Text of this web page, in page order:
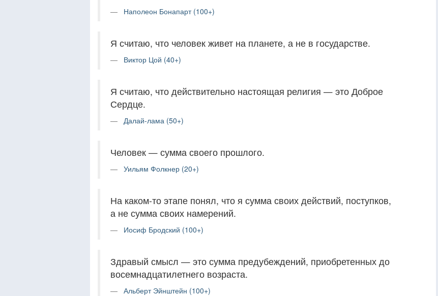
Наполеон Бонапарт (100+)
Я считаю, что человек живет на планете, а не в государстве.
Виктор Цой (40+)
Я считаю, что действительно настоящая религия — это Доброе
Сердце.
Далай-лама (50+)
Человек — сумма своего прошлого.
Уильям Фолкнер (20+)
На каком-то этапе понял, что я сумма своих действий, поступков,
а не сумма своих намерений.
Иосиф Бродский (100+)
Здравый смысл — это сумма предубеждений, приобретенных до
восемнадцатилетнего возраста.
Альберт Эйнштейн (100+)